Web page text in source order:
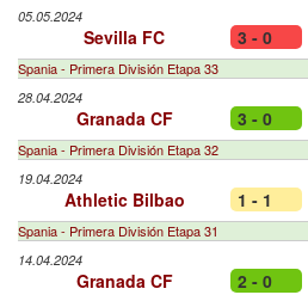
05.05.2024
Sevilla FC 3 - 0
Spania - Primera División Etapa 33
28.04.2024
Granada CF 3 - 0
Spania - Primera División Etapa 32
19.04.2024
Athletic Bilbao 1 - 1
Spania - Primera División Etapa 31
14.04.2024
Granada CF 2 - 0